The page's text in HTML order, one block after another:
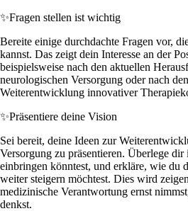
✨Fragen stellen ist wichtig
Bereite einige durchdachte Fragen vor,
kannst. Das zeigt dein Interesse an der
beispielsweise nach den aktuellen
neurologischen Versorgung oder nach
Weiterentwicklung innovativer
✨Präsentiere deine Vision
Sei bereit, deine Ideen zur
Versorgung zu präsentieren. Überlege
einbringen könntest, und erkläre, wie du
weiter steigern möchtest. Dies wird
medizinische Verantwortung ernst
denkst.